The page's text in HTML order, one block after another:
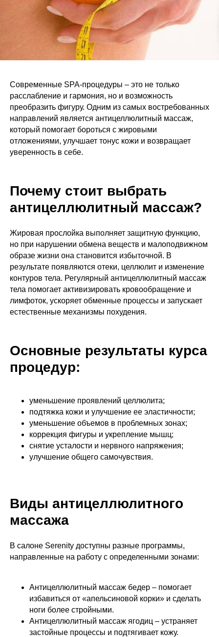
Современные SPA-процедуры – это не только
расслабление и гармония, но и возможность
преобразить фигуру. Одним из самых востребованных
направлений является антицеллюлитный массаж,
который помогает бороться с жировыми
отложениями, улучшает тонус кожи и возвращает
уверенность в себе.
Почему стоит выбрать
антицеллюлитный массаж?
Жировая прослойка выполняет защитную функцию,
но при нарушении обмена веществ и малоподвижном
образе жизни она становится избыточной. В
результате появляются отеки, целлюлит и изменение
контуров тела. Регулярный антицеллюлитный массаж
тела помогает активизировать кровообращение и
лимфоток, ускоряет обменные процессы и запускает
естественные механизмы похудения.
Основные результаты курса
процедур:
уменьшение проявлений целлюлита;
подтяжка кожи и улучшение ее эластичности;
уменьшение объемов в проблемных зонах;
коррекция фигуры и укрепление мышц;
снятие усталости и нервного напряжения;
улучшение общего самочувствия.
Виды антицеллюлитного
массажа
В салоне Serenity доступны разные программы,
направленные на работу с определенными зонами:
Антицеллюлитный массаж бедер – помогает
избавиться от «апельсиновой корки» и сделать
ноги более стройными.
Антицеллюлитный массаж ягодиц – устраняет
застойные процессы и подтягивает кожу.